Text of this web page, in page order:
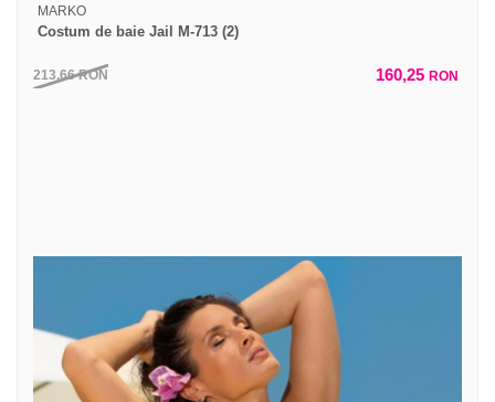
MARKO
Costum de baie Jail M-713 (2)
213,66RON 160,25 RON